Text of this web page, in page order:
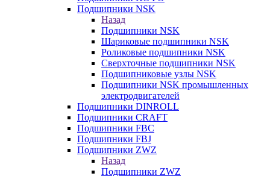
Подшипники NSK
Назад
Подшипники NSK
Шариковые подшипники NSK
Роликовые подшипники NSK
Сверхточные подшипники NSK
Подшипниковые узлы NSK
Подшипники NSK промышленных
электродвигателей
Подшипники DINROLL
Подшипники CRAFT
Подшипники FBC
Подшипники FBJ
Подшипники ZWZ
Назад
Подшипники ZWZ